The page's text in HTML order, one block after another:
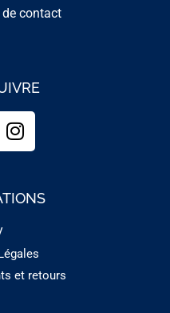
contact
et retours